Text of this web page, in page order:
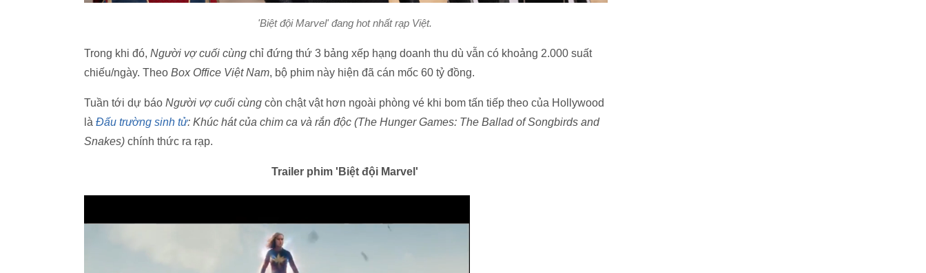
'Biệt đội Marvel' đang hot nhất rạp Việt.
Trong khi đó, Người vợ cuối cùng chỉ đứng thứ 3 bảng xếp hạng doanh thu dù vẫn có khoảng 2.000 suất
chiếu/ngày. Theo Box Office Việt Nam, bộ phim này hiện đã cán mốc 60 tỷ đồng.
Tuần tới dự báo Người vợ cuối cùng còn chật vật hơn ngoài phòng vé khi bom tấn tiếp theo của Hollywood
là Đấu trường sinh tử: Khúc hát của chim ca và rắn độc (The Hunger Games: The Ballad of Songbirds and
Snakes) chính thức ra rạp.
Trailer phim 'Biệt đội Marvel'